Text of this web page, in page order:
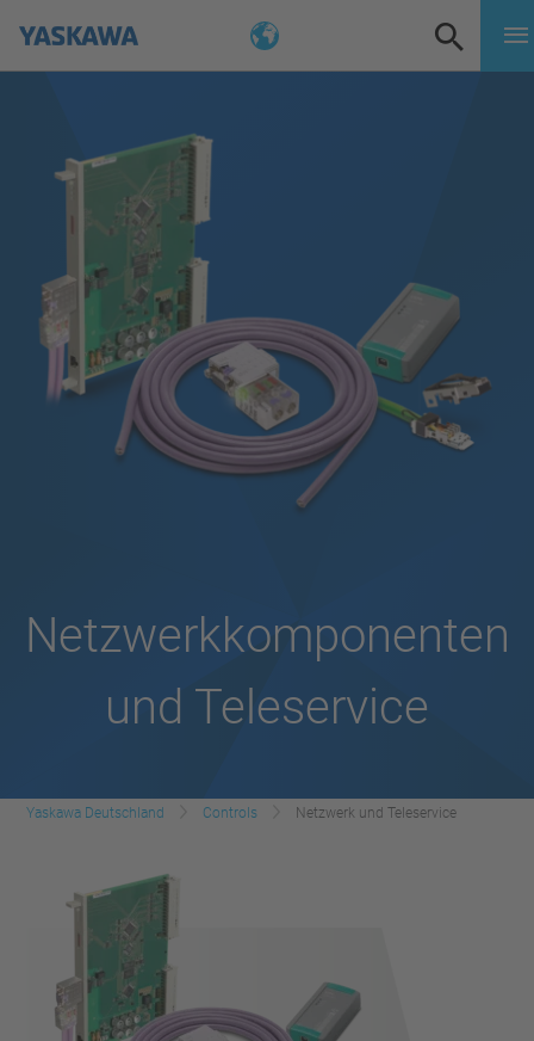
Netzwerkkomponenten
und Teleservice
Yaskawa Deutschland Controls Netzwerk und Teleservice